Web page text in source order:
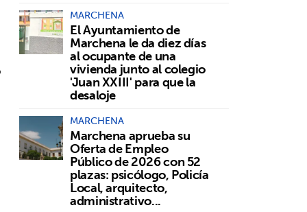
MARCHENA
El Ayuntamiento de
Marchena le da diez días
al ocupante de una
vivienda junto al colegio
'Juan XXIII' para que la
desaloje
MARCHENA
Marchena aprueba su
Oferta de Empleo
Público de 2026 con 52
plazas: psicólogo, Policía
Local, arquitecto,
administrativo...